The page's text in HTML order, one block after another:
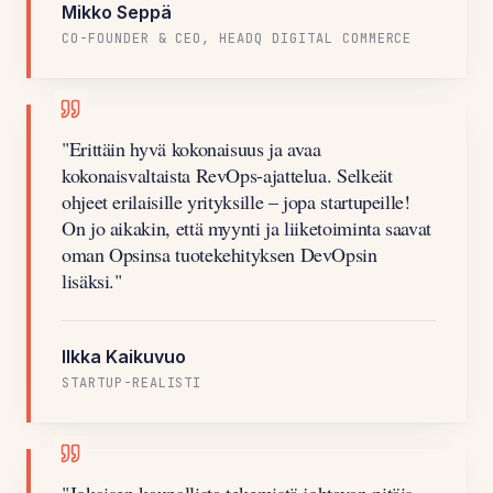
Mikko Seppä
CO-FOUNDER & CEO, HEADQ DIGITAL COMMERCE
"Erittäin hyvä kokonaisuus ja avaa
kokonaisvaltaista RevOps-ajattelua. Selkeät
ohjeet erilaisille yrityksille – jopa startupeille!
On jo aikakin, että myynti ja liiketoiminta saavat
oman Opsinsa tuotekehityksen DevOpsin
lisäksi."
Ilkka Kaikuvuo
STARTUP-REALISTI